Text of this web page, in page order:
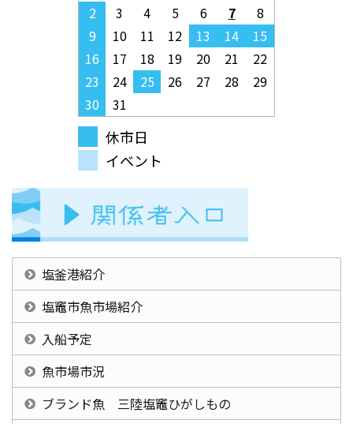
2
3 4 5 6 7
8
9
10 11 12 13 14
15
16
17 18 19 20 21
22
23
24 25 26 27 28
29
30
31
休市日
イベント
塩釜港紹介
塩竈市魚市場紹介
入船予定
魚市場市況
ブランド魚 三陸塩竈ひがしもの